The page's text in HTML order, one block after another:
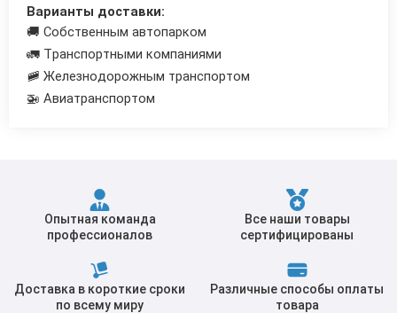
Варианты доставки:
🚚 Собственным автопарком
🚛 Транспортными компаниями
🚞 Железнодорожным транспортом
🚁 Авиатранспортом
Опытная команда
профессионалов
Все наши товары
сертифицированы
Доставка в короткие сроки
по всему миру
Различные способы оплаты
товара